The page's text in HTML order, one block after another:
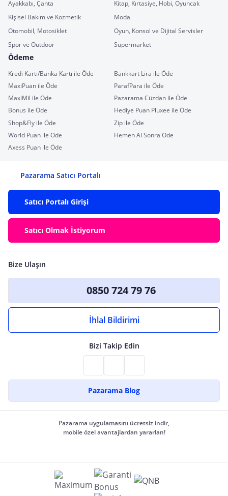
Ayakkabı, Çanta
Kitap, Kırtasiye, Hobi, Oyuncak
Kişisel Bakım ve Kozmetik
Moda
Otomobil, Motosiklet
Oyun, Konsol ve Dijital Servisler
Spor ve Outdoor
Süpermarket
Ödeme
Kredi Kartı/Banka Kartı ile Öde
Bankkart Lira ile Öde
MaxiPuan ile Öde
ParafPara ile Öde
MaxiMil ile Öde
Pazarama Cüzdan ile Öde
Bonus ile Öde
Hediye Puan Pluxee ile Öde
Shop&Fly ile Öde
Zip ile Öde
World Puan ile Öde
Hemen Al Sonra Öde
Axess Puan ile Öde
Pazarama Satıcı Portalı
Satıcı Portalı Girişi
Satıcı Olmak İstiyorum
Bize Ulaşın
0850 724 79 76
İhlal Bildirimi
Bizi Takip Edin
Pazarama Blog
Pazarama uygulamasını ücretsiz indir,
mobile özel avantajlardan yararlan!